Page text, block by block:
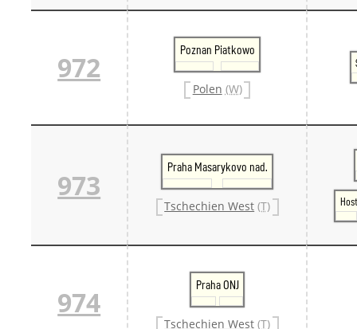
972
Poznan Piatkowo
Polen (W)
973
Praha Masarykovo nad.
Tschechien West (T)
974
Praha ONJ
Tschechien West (T)